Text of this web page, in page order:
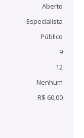
Aberto
Especialista
Público
9
12
Nenhum
R$ 60,00